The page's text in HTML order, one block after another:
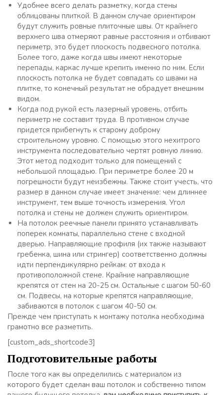
Удобнее всего делать разметку, когда стены
облицованы плиткой. В данном случае ориентиром
будут служить ровные плиточные швы. От крайнего
верхнего шва отмеряют равные расстояния и отбивают
периметр, это будет плоскость подвесного потолка.
Более того, даже когда швы имеют некоторые
перепады, каркас лучше крепить именно по ним. Если
плоскость потолка не будет совпадать со швами на
плитке, то конечный результат не обрадует внешним
видом.
Когда под рукой есть лазерный уровень, отбить
периметр не составит труда. В противном случае
придется прибегнуть к старому доброму
строительному уровню. С помощью этого нехитрого
инструмента последовательно чертят ровную линию.
Этот метод подходит только для помещений с
небольшой площадью. При периметре более 20 м
погрешности будут неизбежны. Также стоит учесть, что
размер в данном случае имеет значение: чем длиннее
инструмент, тем выше точность измерения. Угол
потолка и стены не должен служить ориентиром.
На потолок реечные панели принято устанавливать
поперек комнаты, параллельно стене с входной
дверью. Направляющие профиля (их также называют
гребенка, шина или стрингер) соответственно должны
идти перпендикулярно рейкам: от входа к
противоположной стене. Крайние направляющие
крепятся от стен на 20-25 см. Остальные с шагом 50-60
см. Подвесы, на которые крепятся направляющие,
забиваются в потолок с шагом 40-50 см.
Прежде чем приступать к монтажу потолка необходима
грамотно все разметить.
[custom_ads_shortcode3]
Подготовительные работы
После того как вы определились с материалом из
которого будет сделан ваш потолок и собственно типом